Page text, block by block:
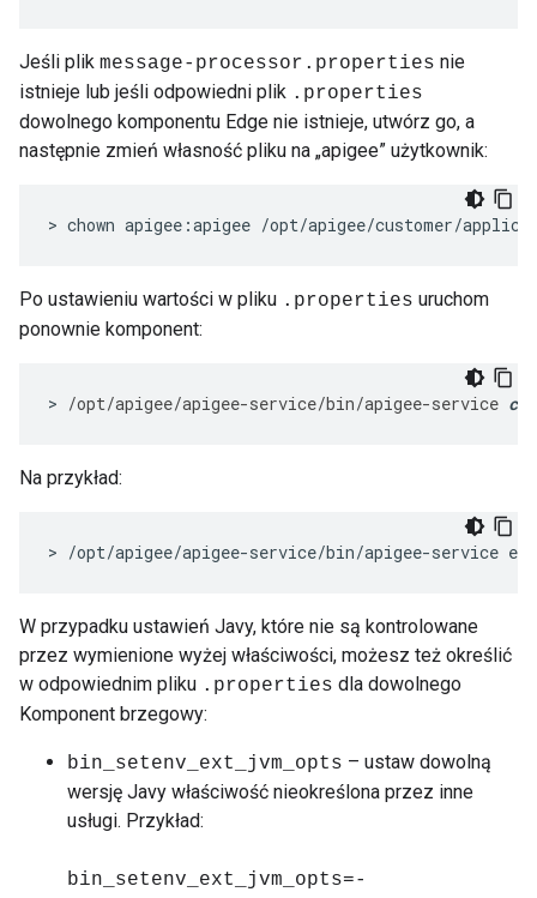
Jeśli plik message-processor.properties nie
istnieje lub jeśli odpowiedni plik .properties
dowolnego komponentu Edge nie istnieje, utwórz go, a
następnie zmień własność pliku na „apigee” użytkownik:
> chown apigee :apigee /opt/apigee/customer/
Po ustawieniu wartości w pliku .properties uruchom
ponownie komponent:
> /opt/apigee/apigee-service/bin/apigee-service
Na przykład:
> /opt/apigee/apigee-service/bin/apigee-service
W przypadku ustawień Javy, które nie są kontrolowane
przez wymienione wyżej właściwości, możesz też określić
w odpowiednim pliku .properties dla dowolnego
Komponent brzegowy:
bin_setenv_ext_jvm_opts – ustaw dowolną
wersję Javy właściwość nieokreślona przez inne
usługi. Przykład:
bin_setenv_ext_jvm_opts=-